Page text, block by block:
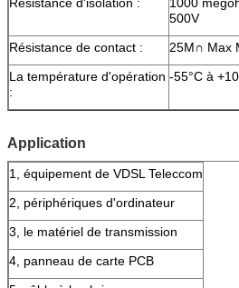
Résistance d'isolation :
1000
500V
Résistance de contact :
25M∩ Max
La température d'opération
:
-55°C à
Application
1, équipement de VDSL Teleccom
2, périphériques d'ordinateur
3, le matériel de transmission
4, panneau de carte PCB